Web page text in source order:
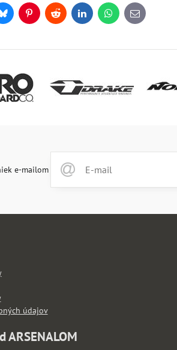
BlueskyPinterestRedditLinkedInWhatsApp
E-
mail
e-mailom
údajov
ARSENALOM